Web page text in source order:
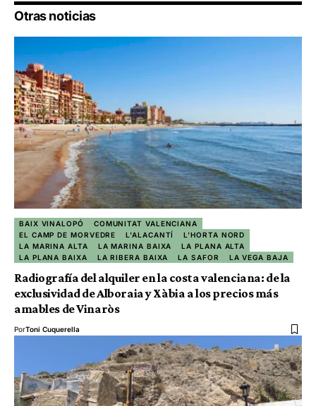
Otras noticias
BAIX VINALOPÓ
COMUNITAT VALENCIANA
EL CAMP DE MORVEDRE
L'ALACANTÍ
L'HORTA NORD
LA MARINA ALTA
LA MARINA BAIXA
LA PLANA ALTA
LA PLANA BAIXA
LA RIBERA BAIXA LA SAFOR LA VEGA BAJA
Radiografía del alquiler en la costa valenciana: de la
exclusividad de Alboraia y Xàbia a los precios más
amables de Vinaròs
PorToni Cuquerella